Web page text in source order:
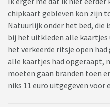
chipkaart gebleven kon zijn
Natuurlijk onder het bed, die
bij het uitkleden alle
het verkeerde ritsje open
alle kaartjes had opgeraapt,
moeten gaan branden toen
niks 11 euro uitgegeven voor